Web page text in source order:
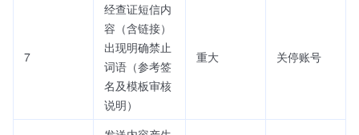
7
经查证短信内
容（含链接）
出现明确禁止
词语（参考签
名及模板审核
说明）
重大 关停账号